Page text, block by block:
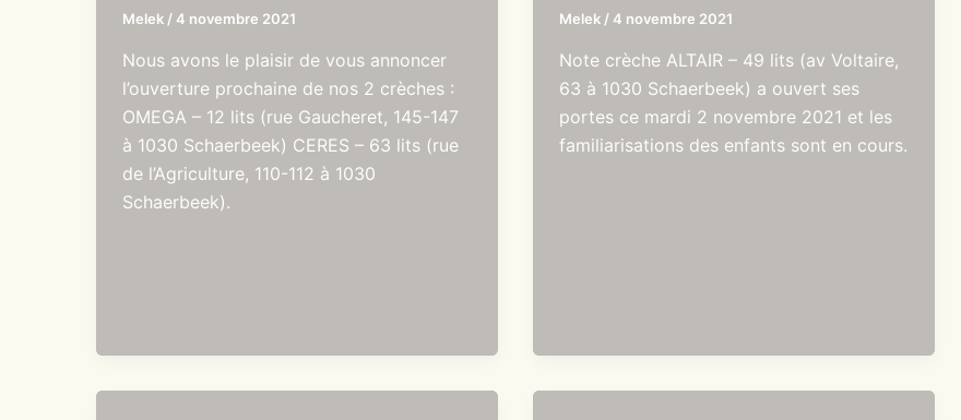
Melek /4 novembre 2021
Nous avons le plaisir de vous annoncer
l’ouverture prochaine de nos 2 crèches :
OMEGA – 12 lits (rue Gaucheret, 145-147
à 1030 Schaerbeek) CERES – 63 lits (rue
de l’Agriculture, 110-112 à 1030
Schaerbeek).
Melek /4 novembre 2021
Note crèche ALTAIR – 49 lits (av Voltaire,
63 à 1030 Schaerbeek) a ouvert ses
portes ce mardi 2 novembre 2021 et les
familiarisations des enfants sont en cours.